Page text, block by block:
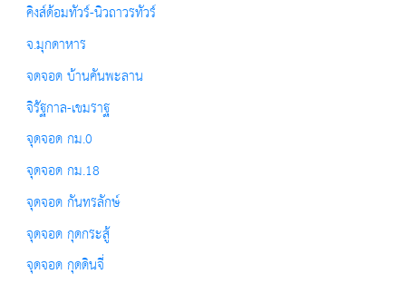
คิงส์ด้อมทัวร์-นิวถาวรทัวร์
จ.มุกดาหาร
จดจอด บ้านคันพะลาน
จิรัฐกาล-เขมราฐ
จุดจอด กม.0
จุดจอด กม.18
จุดจอด กันทรลักษ์
จุดจอด กุดกระสู้
จุดจอด กุดดินจี่